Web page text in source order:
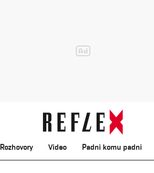
Rozhovory Video Padni komu padni